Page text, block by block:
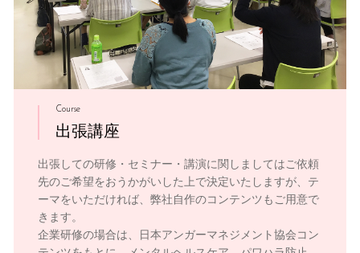
Course
出張講座
出張しての研修・セミナー・講演に関しましてはご依頼
先のご希望をおうかがいした上で決定いたしますが、テ
ーマをいただければ、弊社自作のコンテンツもご用意で
きます。
企業研修の場合は、日本アンガーマネジメント協会コン